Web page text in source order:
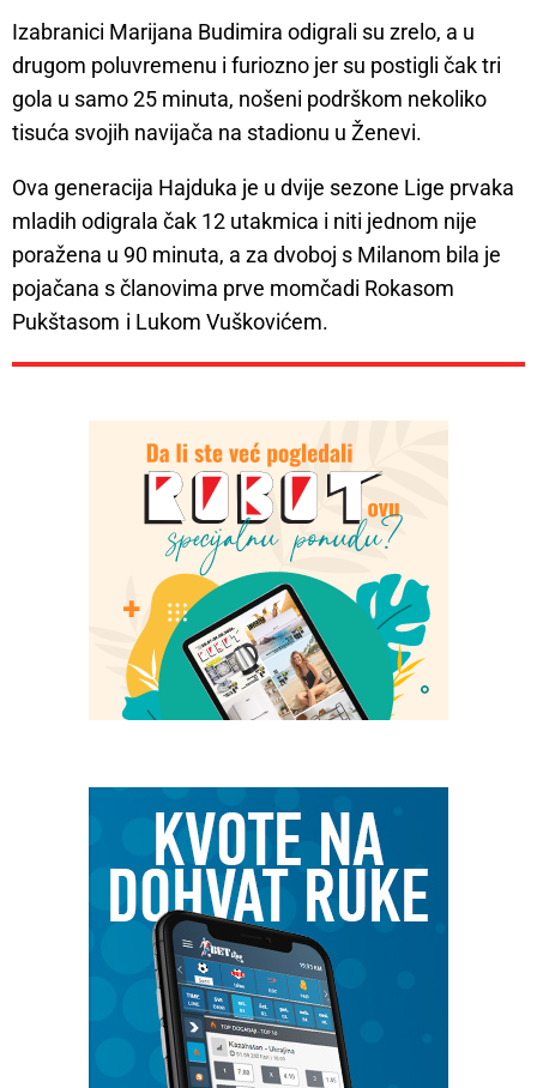
Izabranici Marijana Budimira odigrali su zrelo, a u
drugom poluvremenu i furiozno jer su postigli čak tri
gola u samo 25 minuta, nošeni podrškom nekoliko
tisuća svojih navijača na stadionu u Ženevi.
Ova generacija Hajduka je u dvije sezone Lige prvaka
mladih odigrala čak 12 utakmica i niti jednom nije
poražena u 90 minuta, a za dvoboj s Milanom bila je
pojačana s članovima prve momčadi Rokasom
Pukštasom i Lukom Vuškovićem.